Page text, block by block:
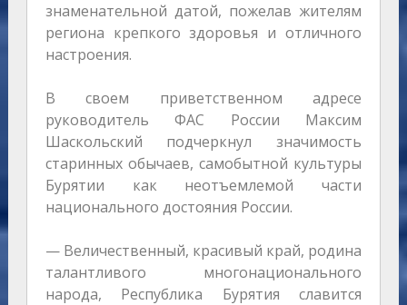
знаменательной датой, пожелав жителям
региона крепкого здоровья и отличного
настроения.
В своем приветственном адресе
руководитель ФАС России Максим
Шаскольский подчеркнул значимость
старинных обычаев, самобытной культуры
Бурятии как неотъемлемой части
национального достояния России.
— Величественный, красивый край, родина
талантливого многонационального
народа, Республика Бурятия славится